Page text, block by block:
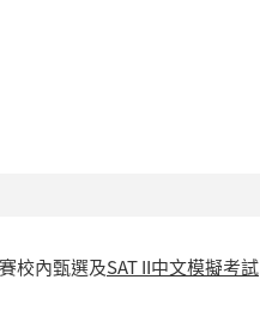
校內甄選及SAT II中文模擬考試